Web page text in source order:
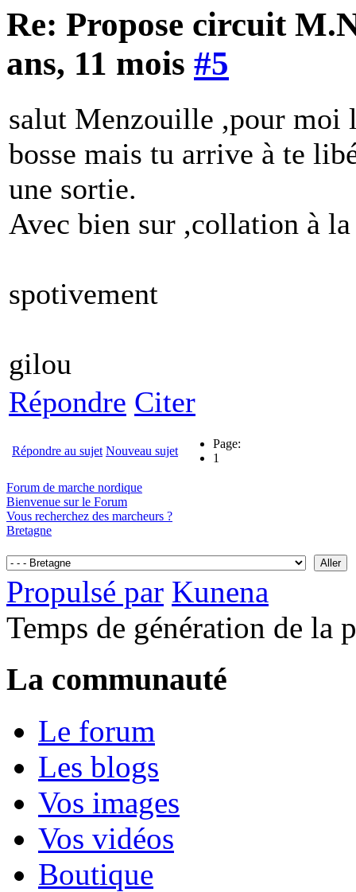
Re: Propose circuit
ans, 11 mois #5
salut Menzouille ,pour moi
bosse mais tu arrive à te
une sortie.
Avec bien sur ,collation à
spotivement
gilou
Répondre Citer
Répondre au sujet Nouveau sujet
Page:
1
Forum de marche nordique
Bienvenue sur le Forum
Vous recherchez des marcheurs ?
Bretagne
Propulsé par Kunena
Temps de génération de la
La communauté
Le forum
Les blogs
Vos images
Vos vidéos
Boutique